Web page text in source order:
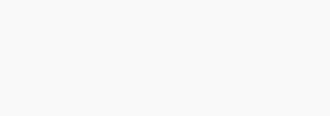
FEL! ÍGY OSZD BE A
IDŐHATÉKONYAN
BRIGITTA